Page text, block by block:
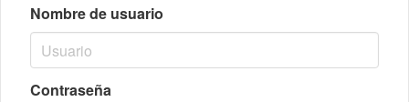
Nombre de usuario
Contraseña